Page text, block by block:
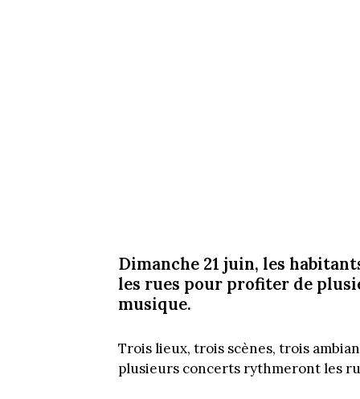
Dimanche 21 juin, les
les rues pour profiter de
musique.
Trois lieux, trois scènes, trois
plusieurs concerts rythmeront les